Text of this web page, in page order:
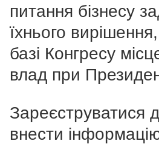
питання бізнесу
їхнього
базі Конгресу
влад при
Зареєструватися
внести